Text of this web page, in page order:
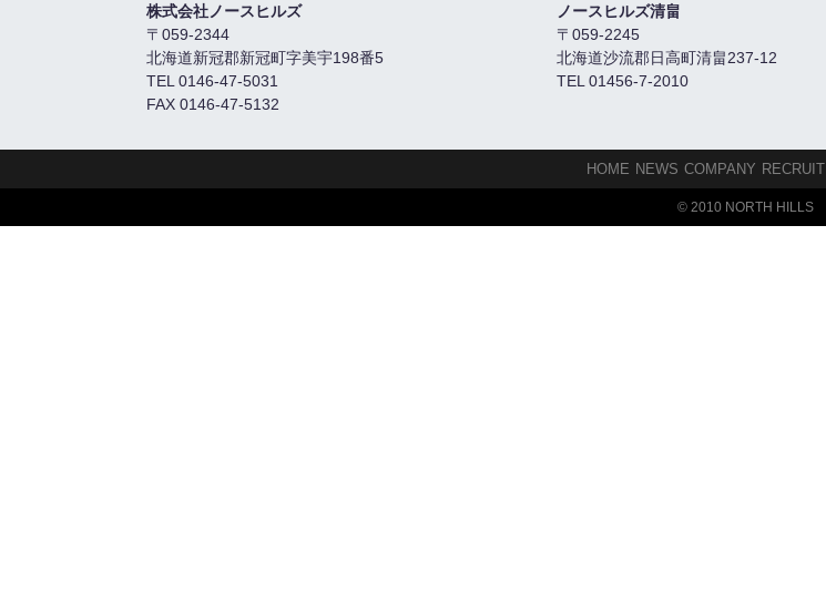
株式会社ノースヒルズ
〒059-2344
北海道新冠郡新冠町字美宇198番5
TEL 0146-47-5031
FAX 0146-47-5132
ノースヒルズ清畠
〒059-2245
北海道沙流郡日高町清畠237-12
TEL 01456-7-2010
HOME NEWS COMPANY RECRUIT
© 2010 NORTH HILLS